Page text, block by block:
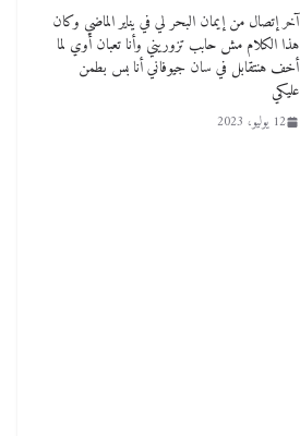
آخر إتصال من إيمان البحر لي في يناير الماضي وكان
هذا الكلام مش حابب تزوريني وأنا تعبان أوي لما
أخف هنتقابل في سان جيوفاني أنا بس بطمن
عليكي
12 يوليو، 2023